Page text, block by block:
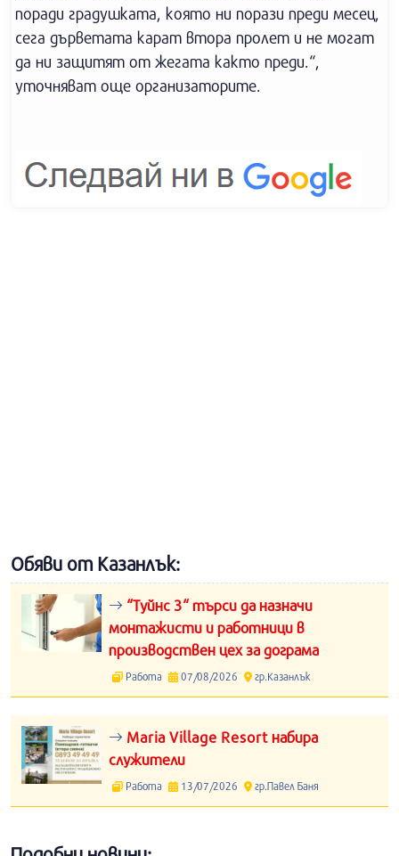
поради градушката, която ни порази преди месец,
сега дърветата карат втора пролет и не могат
да ни защитят от жегата както преди.“,
уточняват още организаторите.
Обяви от Казанлък:
“Туйнс 3“ търси да назначи
монтажисти и работници в
производствен цех за дограма
Работа 07/08/2026 гр.Казанлък
Maria Village Resort набира
служители
Работа 13/07/2026 гр.Павел Баня